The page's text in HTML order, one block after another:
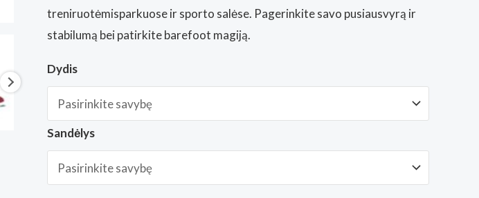
treniruotėmisparkuose ir sporto salėse. Pagerinkite savo pusiausvyrą ir
stabilumą bei patirkite barefoot magiją.
Dydis
Sandėlys